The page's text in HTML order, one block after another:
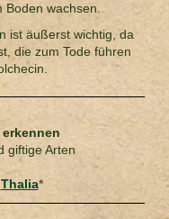
wachsen.
ist äußerst wichtig, da
die zum Tode führen
giftige Arten
Thalia*